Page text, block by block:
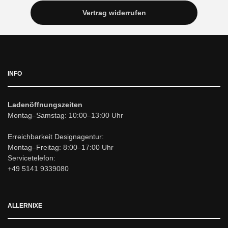
Vertrag widerrufen
INFO
Ladenöffnungszeiten
Montag–Samstag: 10:00–13:00 Uhr
Erreichbarkeit Designagentur:
Montag–Freitag: 8:00–17:00 Uhr
Servicetelefon:
+49 5141 9339080
ALLERNIXE